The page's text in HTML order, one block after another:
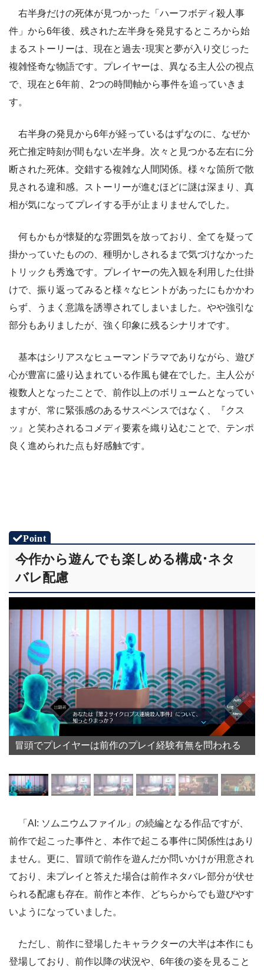
右半身だけの死体が見つかった「ハーフボディ殺人事
件」から6年後、残された左半身を発見するところから始
まるストーリーは、現在と過去･現実と夢が入り交じった
複雑怪奇な物語です。プレイヤーは、異なる主人公の視点
で、現在と6年前、2つの時間軸から事件を追っていきま
す。
右半身の発見から6年が経っているはずなのに、なぜか
死亡推定時刻が間もない左半身。次々と見つかる左右に分
断された死体。交錯する複雑な人間関係。様々な箇所で散
見される違和感。ストーリーが進むほどに謎は深まり、真
相が気になってプレイする手が止まりませんでした。
何もかもが懐疑的な雰囲気を放っており、全てを疑って
掛かっていたものの、種明かしされるまで気づけなかった
トリックも秀逸です。プレイヤーの先入観を利用した仕掛
けで、振り返ってみると様々なヒントがあったにもかかわ
らず、うまく意識を誘導されてしまいました。やや強引な
部分もありましたが、強く印象に残るシナリオです。
基本はシリアスなヒューマンドラマでありながら、遊び
心が豊富に盛り込まれている作風も健在でした。主人公が
複数人となったことで、前作以上のボリュームとなってい
ますが、常に緊張感のあるサスペンスではなく、『クス
ッ』と笑わされるコメディ要素を織り込むことで、テンポ
良く進められた点も好感触です。
今作から遊んでも楽しめる構成･ネタ
バレ配慮
冒頭でプレイヤーは前作のプレイ経験有無を問われる
「AI: ソムニウムファイル」の続編となる作品ですが、
前作で起こった事件と、本作で起こる事件に関係性はあり
ません。更に、冒頭で前作を遊んだか問いかけが用意され
ており、未プレイと答えた場合は前作ネタバレ部分が伏せ
られる配慮も存在。前作と本作、どちらからでも遊びやす
いようになっていました。
ただし、前作に登場したキャラクターの大半は本作にも
登場しており、前作以降の状況や、6年後の姿を見ること